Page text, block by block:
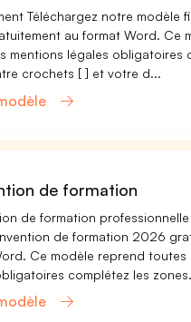
Téléchargez notre modèle
au format Word. Ce
mentions légales obligatoires
crochets [ ] et votre d...
de formation
de formation professionnelle
de formation 2026
Ce modèle reprend toutes
complétez les